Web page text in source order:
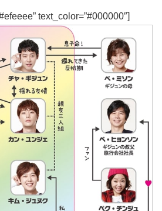
text_color=”#000000″]